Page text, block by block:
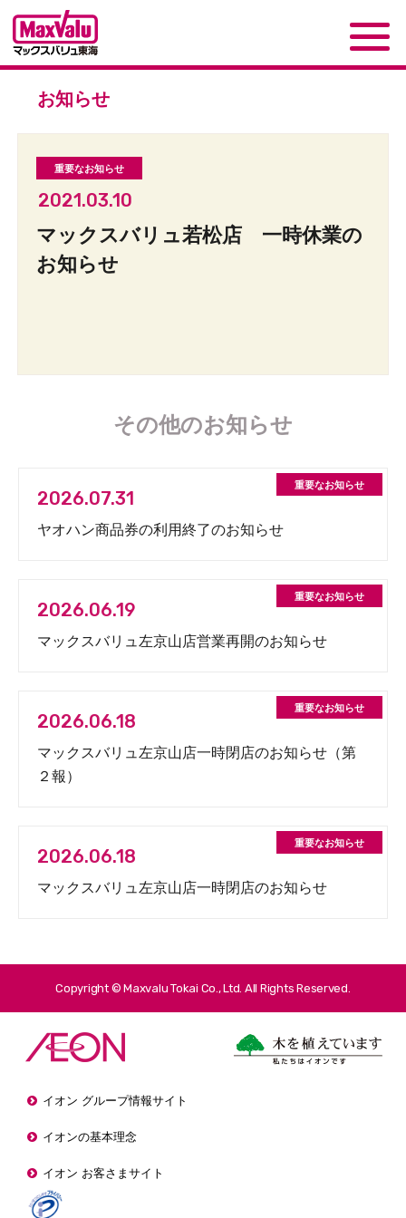
お知らせ
2021.03.10
マックスバリュ若松店 一時休業の
お知らせ
その他のお知らせ
2026.07.31
ヤオハン商品券の利用終了のお知らせ
2026.06.19
マックスバリュ左京山店営業再開のお知らせ
2026.06.18
マックスバリュ左京山店一時閉店のお知らせ（第
２報）
2026.06.18
マックスバリュ左京山店一時閉店のお知らせ
Copyright © Maxvalu Tokai Co., Ltd. All Rights Reserved.
イオン グループ情報サイト
イオンの基本理念
イオン お客さまサイト